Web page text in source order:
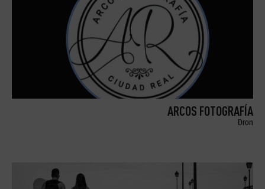
ARCOS FOTOGRAFÍA
Dron